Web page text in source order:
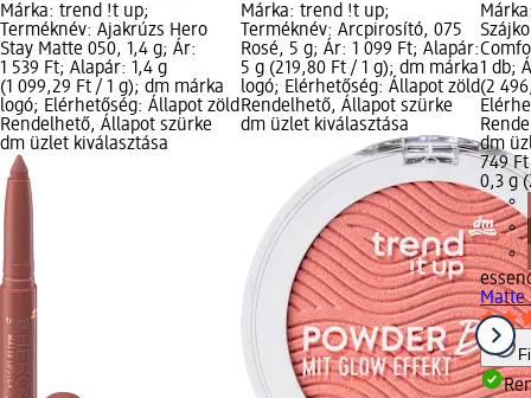
Márka: trend !t up;
Terméknév: Ajakrúzs Hero
Stay Matte 050, 1,4 g; Ár:
1 539 Ft; Alapár: 1,4 g
(1 099,29 Ft / 1 g); dm márka
logó; Elérhetőség: Állapot zöld
Rendelhető, Állapot szürke
dm üzlet kiválasztása
Márka: trend !t up;
Terméknév: Arcpirosító, 075
Rosé, 5 g; Ár: 1 099 Ft; Alapár:
5 g (219,80 Ft / 1 g); dm márka
logó; Elérhetőség: Állapot zöld
Rendelhető, Állapot szürke
dm üzlet kiválasztása
1 db;
(2
dm
749 Ft
0,3 g
Matte